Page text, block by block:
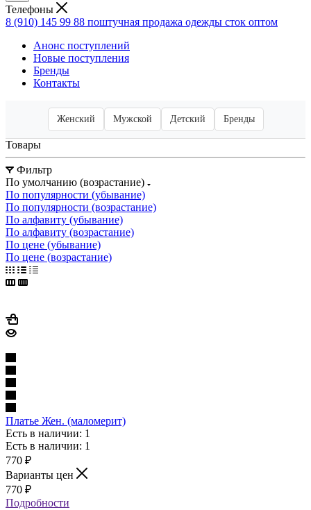
Телефоны
8 (910) 145 99 88 поштучная продажа одежды сток оптом
Анонс поступлений
Новые поступления
Бренды
Контакты
Женский Мужской Детский Бренды
Товары
Фильтр
По умолчанию (возрастание)
По популярности (убывание)
По популярности (возрастание)
По алфавиту (убывание)
По алфавиту (возрастание)
По цене (убывание)
По цене (возрастание)
Платье Жен. (маломерит)
Есть в наличии: 1
Есть в наличии: 1
770 ₽
Варианты цен
770 ₽
Подробности